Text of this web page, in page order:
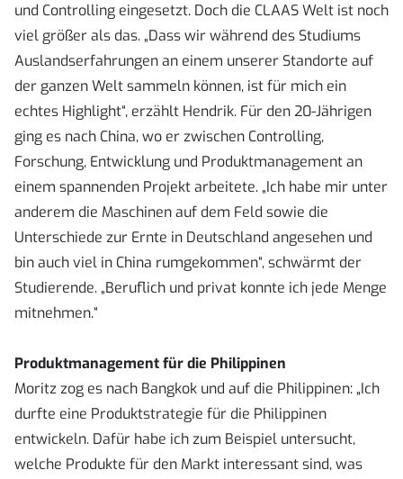
und Controlling eingesetzt. Doch die CLAAS Welt ist noch
viel größer als das. „Dass wir während des Studiums
Auslandserfahrungen an einem unserer Standorte auf
der ganzen Welt sammeln können, ist für mich ein
echtes Highlight“, erzählt Hendrik. Für den 20-Jährigen
ging es nach China, wo er zwischen Controlling,
Forschung, Entwicklung und Produktmanagement an
einem spannenden Projekt arbeitete. „Ich habe mir unter
anderem die Maschinen auf dem Feld sowie die
Unterschiede zur Ernte in Deutschland angesehen und
bin auch viel in China rumgekommen“, schwärmt der
Studierende. „Beruflich und privat konnte ich jede Menge
mitnehmen.“
Produktmanagement für die Philippinen
Moritz zog es nach Bangkok und auf die Philippinen: „Ich
durfte eine Produktstrategie für die Philippinen
entwickeln. Dafür habe ich zum Beispiel untersucht,
welche Produkte für den Markt interessant sind, was